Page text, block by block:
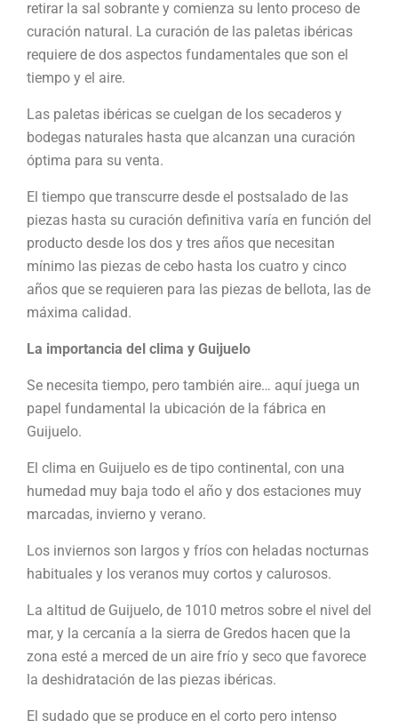
retirar la sal sobrante y comienza su lento proceso de
curación natural. La curación de las paletas ibéricas
requiere de dos aspectos fundamentales que son el
tiempo y el aire.
Las paletas ibéricas se cuelgan de los secaderos y
bodegas naturales hasta que alcanzan una curación
óptima para su venta.
El tiempo que transcurre desde el postsalado de las
piezas hasta su curación definitiva varía en función del
producto desde los dos y tres años que necesitan
mínimo las piezas de cebo hasta los cuatro y cinco
años que se requieren para las piezas de bellota, las de
máxima calidad.
La importancia del clima y Guijuelo
Se necesita tiempo, pero también aire… aquí juega un
papel fundamental la ubicación de la fábrica en
Guijuelo.
El clima en Guijuelo es de tipo continental, con una
humedad muy baja todo el año y dos estaciones muy
marcadas, invierno y verano.
Los inviernos son largos y fríos con heladas nocturnas
habituales y los veranos muy cortos y calurosos.
La altitud de Guijuelo, de 1010 metros sobre el nivel del
mar, y la cercanía a la sierra de Gredos hacen que la
zona esté a merced de un aire frío y seco que favorece
la deshidratación de las piezas ibéricas.
El sudado que se produce en el corto pero intenso